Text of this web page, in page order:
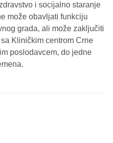
i socijalno staranje
može obavljati funkciju
grada, ali može zaključiti
Kliničkim centrom Crne
poslodavcem, do jedne